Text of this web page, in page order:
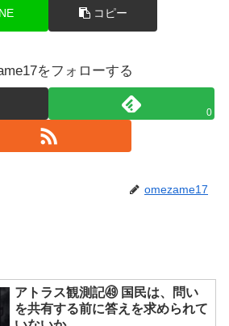
コピー
をフォローする
0
omezame17
アトラス観測記㊾ 国民は、問い
を共有する前に答えを求められて